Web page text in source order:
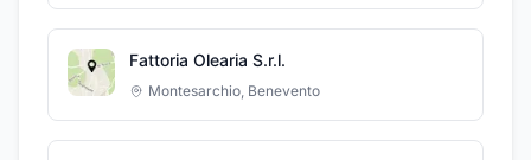
Fattoria Olearia S.r.l.
Montesarchio, Benevento